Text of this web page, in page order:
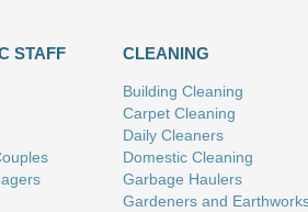
STAFF CLEANING
Building Cleaning
Carpet Cleaning
Daily Cleaners
Domestic Cleaning
Garbage Haulers
Gardeners and